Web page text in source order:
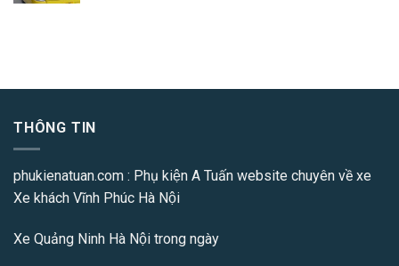
THÔNG TIN
phukienatuan.com : Phụ kiện A Tuấn website chuyên về xe
Xe khách Vĩnh Phúc Hà Nội
Xe Quảng Ninh Hà Nội trong ngày